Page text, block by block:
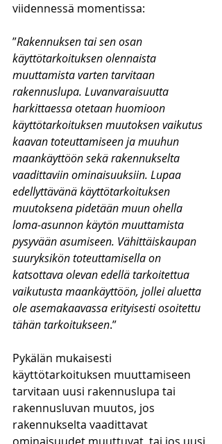
viidennessä momentissa:
”Rakennuksen tai sen osan
käyttötarkoituksen olennaista
muuttamista varten tarvitaan
rakennuslupa. Luvanvaraisuutta
harkittaessa otetaan huomioon
käyttötarkoituksen muutoksen vaikutus
kaavan toteuttamiseen ja muuhun
maankäyttöön sekä rakennukselta
vaadittaviin ominaisuuksiin. Lupaa
edellyttävänä käyttötarkoituksen
muutoksena pidetään muun ohella
loma-asunnon käytön muuttamista
pysyvään asumiseen. Vähittäiskaupan
suuryksikön toteuttamisella on
katsottava olevan edellä tarkoitettua
vaikutusta maankäyttöön, jollei aluetta
ole asemakaavassa erityisesti osoitettu
tähän tarkoitukseen.”
Pykälän mukaisesti
käyttötarkoituksen muuttamiseen
tarvitaan uusi rakennuslupa tai
rakennusluvan muutos, jos
rakennukselta vaadittavat